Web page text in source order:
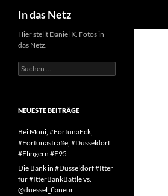
Inhalt
springen
In das Netz
Hier stellt Daniel K. Fotos in
das Netz.
Suchen
nach:
NEUESTE BEITRÄGE
Bei Moni, #FortunaEck,
#Fortunastraße, #Düsseldorf
#Flingern #F95
Die Bank in #Düsseldorf #Itter
für #ItterBankBattle vs.
@duessel_flaneur